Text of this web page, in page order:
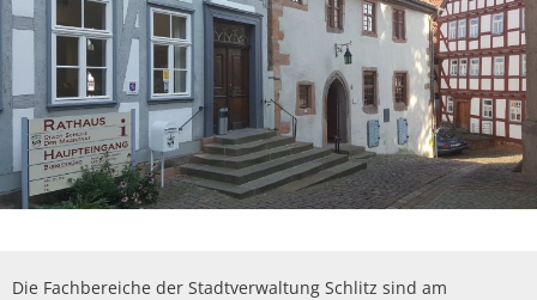
Die Fachbereiche der Stadtverwaltung Schlitz sind am